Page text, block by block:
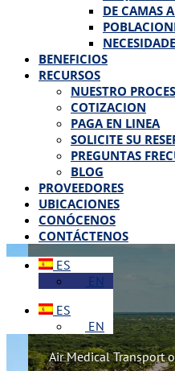
DE CAMAS
BENEFICIOS
RECURSOS
NUESTRO
COTIZACION
PAGA EN LINEA
SOLICITE SU
PREGUNTAS
BLOG
PROVEEDORES
UBICACIONES
CONÓCENOS
CONTÁCTENOS
ES
EN
ES
EN
Air Medical Transport